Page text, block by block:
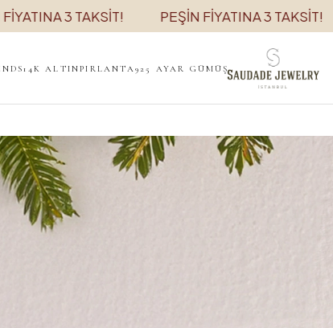
3 TAKSİT! PEŞİN FİYATINA 3 TAKSİT!
14K ALTINPIRLANTA 925 AYAR GÜMÜŞ